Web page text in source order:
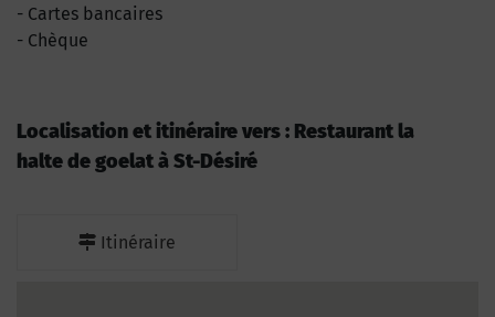
Cartes bancaires
Chèque
Localisation et itinéraire vers : Restaurant la
halte de goelat à St-Désiré
Itinéraire